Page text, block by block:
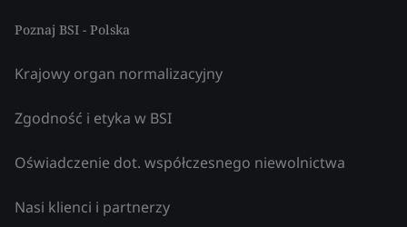
Poznaj BSI - Polska
Krajowy organ normalizacyjny
Zgodność i etyka w BSI
Oświadczenie dot. współczesnego niewolnictwa
Nasi klienci i partnerzy